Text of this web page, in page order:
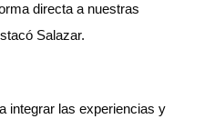
directa a nuestras
Salazar.
integrar las experiencias y